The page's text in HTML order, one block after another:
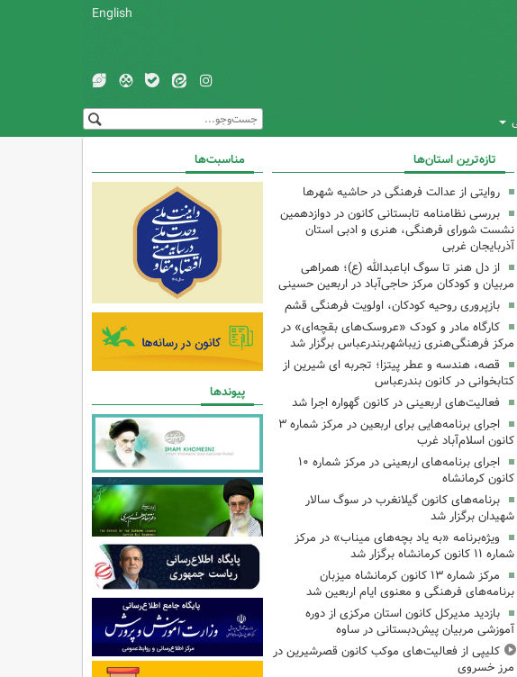
English
تازه‌ترین استان‌ها
روایتی از عدالت فرهنگی در حاشیه شهرها
بررسی نظامنامه تابستانی کانون در دوازدهمین
نشست شورای فرهنگی، هنری و ادبی استان
آذربایجان غربی
از دل هنر تا سوگ اباعبدالله (ع)؛ همراهی
مربیان و کودکان مرکز حاجی‌آباد در اربعین حسینی
بازپروری روحیه کودکان، اولویت فرهنگی قشم
کارگاه مادر و کودک «عروسک‌های بقچه‌ای» در
مرکز فرهنگی‌هنری زیباشهربندرعباس برگزار شد
قصه، هندسه و عطر پیتزا؛ تجربه ای شیرین از
کتابخوانی در کانون بندرعباس
فعالیت‌های اربعینی در کانون گهواره اجرا شد
اجرای برنامه‌هایی برای اربعین در مرکز شماره ۳
کانون اسلام‌آباد غرب
اجرای برنامه‌های اربعینی در مرکز شماره ۱۰
کانون کرمانشاه
برنامه‌های کانون گیلانغرب در سوگ سالار
شهیدان برگزار شد
ویژه‌برنامه «به یاد بچه‌های میناب» در مرکز
شماره ۱۱ کانون کرمانشاه برگزار شد
مرکز شماره ۱۳ کانون کرمانشاه میزبان
برنامه‌های فرهنگی و معنوی ایام اربعین شد
بازدید مدیرکل کانون استان مرکزی از دوره
آموزشی مربیان پیش‌دبستانی در ساوه
کلیپی از فعالیت‌های موکب کانون قصرشیرین در
مرز خسروی
مناسبت‌ها
پیوندها